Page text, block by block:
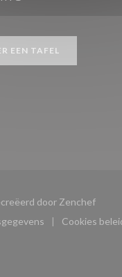
EEN TAFEL
door Zenchef
in een nieuw venster))
Cookies